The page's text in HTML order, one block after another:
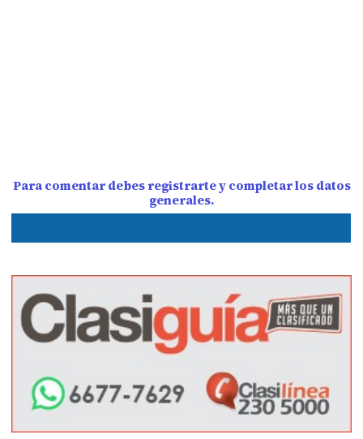
Para comentar debes registrarte y completar los datos
generales.